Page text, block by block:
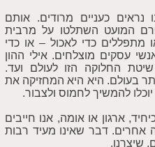
נראים כעניים מרודים. אותם
המועט השתלטו על מרבית
מתפללים כדי לאכול – או כדי
עסקים מוצלחים. אילי ההון
החלוקה הזו לעולם ועד.
בעולם. היא היא המחזיקה את
להמשיך לחמוס ולצבור.
ארגון או אומה, אנו חייבים
אחרים. דבר שאינו מעיד רבות
שיצרנו.